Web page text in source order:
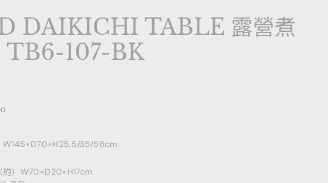
DAIKICHI TABLE 露營煮
TB6-107-BK
$1,980.00
W145×D70×H25.5/35/56cm
約）W70×D20×H17cm